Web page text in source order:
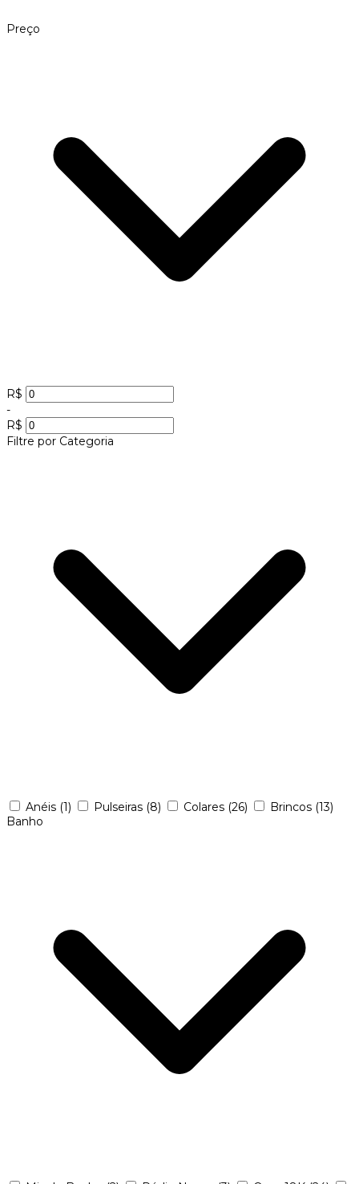
Preço
R$
-
R$
Filtre por Categoria
Anéis (1) Pulseiras (8) Colares (26) Brincos (13)
Banho